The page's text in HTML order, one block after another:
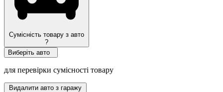
Сумісність товару з авто
?
Виберіть авто
для перевірки сумісності товару
Видалити авто з гаражу